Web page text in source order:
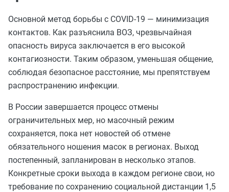
Основной метод борьбы с COVID-19 — минимизация
контактов. Как разъяснила ВОЗ, чрезвычайная
опасность вируса заключается в его высокой
контагиозности. Таким образом, уменьшая общение,
соблюдая безопасное расстояние, мы препятствуем
распространению инфекции.
В России завершается процесс отмены
ограничительных мер, но масочный режим
сохраняется, пока нет новостей об отмене
обязательного ношения масок в регионах. Выход
постепенный, запланирован в несколько этапов.
Конкретные сроки выхода в каждом регионе свои, но
требование по сохранению социальной дистанции 1,5